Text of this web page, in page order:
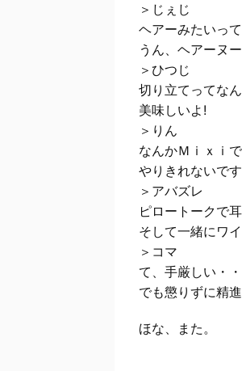
＞じぇじ
ヘアーみたいっ
うん、ヘアーヌ
＞ひつじ
切り立てってな
美味しいよ!
＞りん
なんかＭｉｘｉ
やりきれないです
＞アバズレ
ピロートークで
そして一緒にワ
＞コマ
て、手厳しい・・
でも懲りずに精
ほな、また。